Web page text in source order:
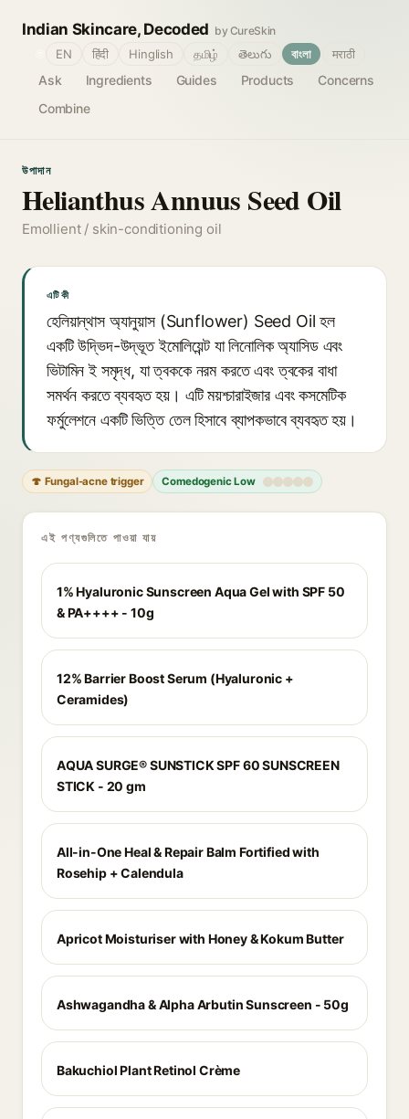
Indian Skincare, Decoded by CureSkin
Ask Ingredients Guides Products
Concerns
Combine
EN हिंदी Hinglish தமிழ் తెలుగు বাংলা मराठी
উপাদান
Helianthus Annuus Seed Oil
Emollient / skin-conditioning oil
এটি কী
হেলিয়ান্থাস অ্যানুয়াস (Sunflower) Seed Oil হল
একটি উদ্ভিদ-উদ্ভূত ইমোলিয়েন্ট যা লিনোলিক অ্যাসিড এবং
ভিটামিন ই সমৃদ্ধ, যা ত্বককে নরম করতে এবং ত্বকের বাধা
সমর্থন করতে ব্যবহৃত হয়। এটি ময়শ্চারাইজার এবং কসমেটিক
ফর্মুলেশনে একটি ভিত্তি তেল হিসাবে ব্যাপকভাবে ব্যবহৃত হয়।
🍄 Fungal-acne trigger Comedogenic Low
এই পণ্যগুলিতে পাওয়া যায়
1% Hyaluronic Sunscreen Aqua Gel with SPF 50
& PA++++ - 10g
12% Barrier Boost Serum (Hyaluronic +
Ceramides)
AQUA SURGE® SUNSTICK SPF 60 SUNSCREEN
STICK - 20 gm
All-in-One Heal & Repair Balm Fortified with
Rosehip + Calendula
Apricot Moisturiser with Honey & Kokum Butter
Ashwagandha & Alpha Arbutin Sunscreen - 50g
Bakuchiol Plant Retinol Crème